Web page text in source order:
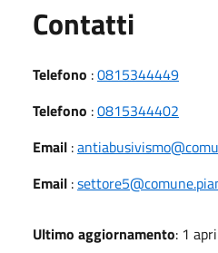
Contatti
Telefono :0815344449
Telefono :0815344402
Email :
Email :
Ultimo aggiornamento: 1